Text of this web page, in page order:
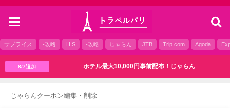
toggle
サプライス -攻略 HIS -攻略 じゃらん JTB Trip.com Agoda
8/7追加 ホテル最大10,000円事前配布！じゃらん
じゃらんクーポン編集・削除